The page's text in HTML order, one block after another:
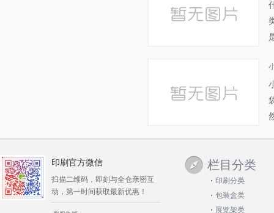
栏目分类
印刷分类
包装盒类
展览架类
印刷官方微信
扫描二维码，即刻与全仓亲密互
动，第一时间获取最新优惠！